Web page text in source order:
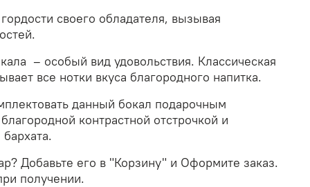
своего обладателя, вызывая
– особый вид удовольствия. Классическая
все нотки вкуса благородного напитка.
данный бокал подарочным
контрастной отстрочкой и
Добавьте его в "Корзину" и Оформите заказ.
получении.